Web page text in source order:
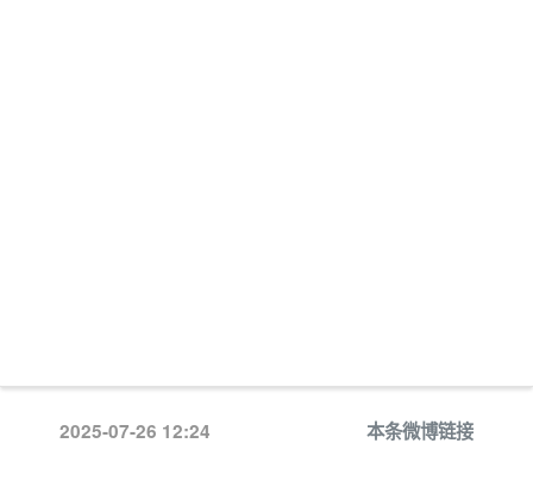
2025-07-26 12:24 本条微博链接